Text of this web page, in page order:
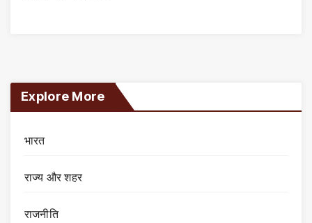
Explore More
भारत
राज्य और शहर
राजनीति